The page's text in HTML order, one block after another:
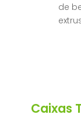
de
Caixas